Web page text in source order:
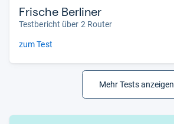
Frische Berliner
Testbericht über 2 Router
zum Test
Mehr Tests anzeigen